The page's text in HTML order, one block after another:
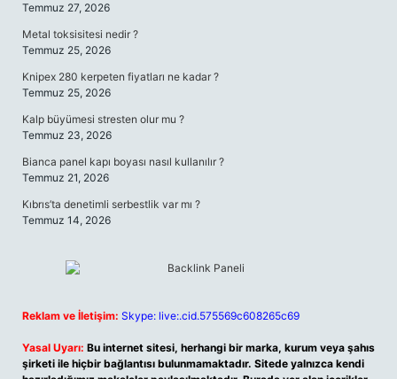
Temmuz 27, 2026
Metal toksisitesi nedir ?
Temmuz 25, 2026
Knipex 280 kerpeten fiyatları ne kadar ?
Temmuz 25, 2026
Kalp büyümesi stresten olur mu ?
Temmuz 23, 2026
Bianca panel kapı boyası nasıl kullanılır ?
Temmuz 21, 2026
Kıbrıs’ta denetimli serbestlik var mı ?
Temmuz 14, 2026
Reklam ve İletişim: Skype: live:.cid.575569c608265c69
Yasal Uyarı: Bu internet sitesi, herhangi bir marka, kurum veya şahıs
şirketi ile hiçbir bağlantısı bulunmamaktadır. Sitede yalnızca kendi